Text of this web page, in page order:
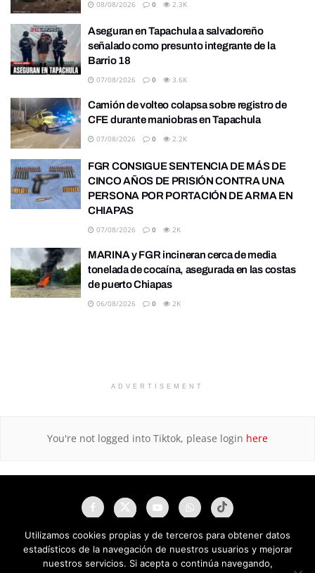
08/08/2026 0 2.3K
Aseguran en Tapachula a salvadoreño
señalado como presunto integrante de la
Barrio 18
07/08/2026 0 3.6K
Camión de volteo colapsa sobre registro de
CFE durante maniobras en Tapachula
07/08/2026 0 2.2K
FGR CONSIGUE SENTENCIA DE MÁS DE
CINCO AÑOS DE PRISIÓN CONTRA UNA
PERSONA POR PORTACIÓN DE ARMA EN
CHIAPAS
07/08/2026 0 2K
MARINA y FGR incineran cerca de media
tonelada de cocaína, asegurada en las costas
de puerto Chiapas
06/08/2026 0 2K
ADVERTISEMENT
You're not logged into Tiktok, please login here
Utilizamos cookies propias y de terceros para obtener datos
estadísticos de la navegación de nuestros usuarios y mejorar
nuestros servicios. Si acepta o continúa navegando,